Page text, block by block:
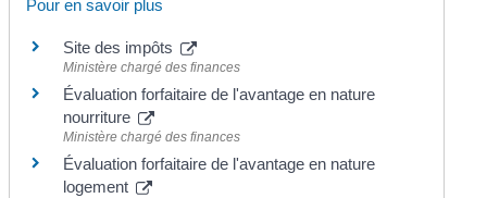
Pour en savoir plus
Site des impôts
Ministère chargé des finances
Évaluation forfaitaire de l'avantage en nature
nourriture
Ministère chargé des finances
Évaluation forfaitaire de l'avantage en nature
logement